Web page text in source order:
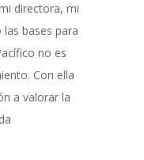
directora, mi
bases para
no es
Con ella
a valorar la